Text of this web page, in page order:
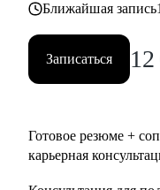
Ближайшая запись
Записаться 12
Готовое резюме +
карьерная